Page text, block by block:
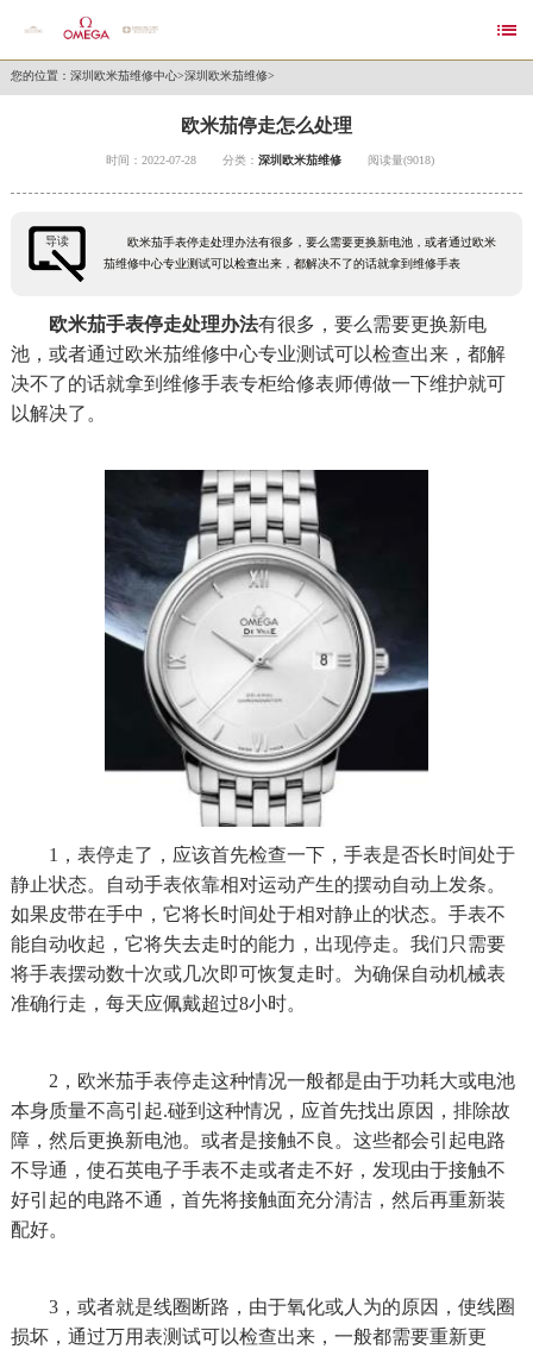

您的位置： 深圳欧米茄维修中心>深圳欧米茄维修>
欧米茄停走怎么处理
时间：2022-07-28 分类： 深圳欧米茄维修 阅读量(9018)
导读
欧米茄手表停走处理办法有很多，要么需要更换新电池，或者通过欧米
茄维修中心专业测试可以检查出来，都解决不了的话就拿到维修手表
欧米茄手表停走处理办法有很多，要么需要更换新电
池，或者通过欧米茄维修中心专业测试可以检查出来，都解
决不了的话就拿到维修手表专柜给修表师傅做一下维护就可
以解决了。
1，表停走了，应该首先检查一下，手表是否长时间处于
静止状态。自动手表依靠相对运动产生的摆动自动上发条。
如果皮带在手中，它将长时间处于相对静止的状态。手表不
能自动收起，它将失去走时的能力，出现停走。我们只需要
将手表摆动数十次或几次即可恢复走时。为确保自动机械表
准确行走，每天应佩戴超过8小时。
2，欧米茄手表停走这种情况一般都是由于功耗大或电池
本身质量不高引起.碰到这种情况，应首先找出原因，排除故
障，然后更换新电池。或者是接触不良。这些都会引起电路
不导通，使石英电子手表不走或者走不好，发现由于接触不
好引起的电路不通，首先将接触面充分清洁，然后再重新装
配好。
3，或者就是线圈断路，由于氧化或人为的原因，使线圈
损坏，通过万用表测试可以检查出来，一般都需要重新更